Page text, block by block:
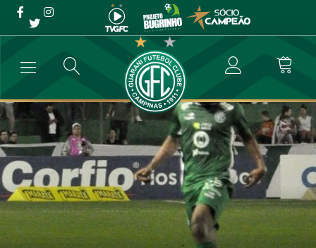
Em Caxias, Guarani perde
para o Juventude
→ Futebol Profissional → Em Caxias, Guarani perde para o